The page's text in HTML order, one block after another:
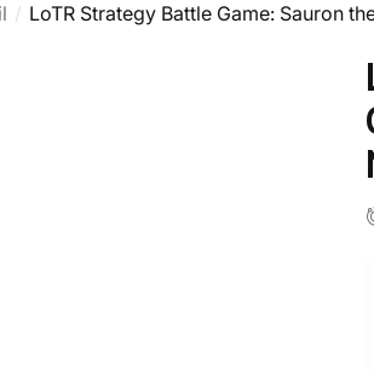
LoTR Strategy Battle Game: Sauron